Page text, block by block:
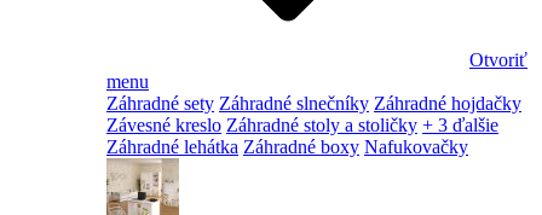
Otvoriť
menu
Záhradné sety Záhradné slnečníky Záhradné hojdačky
Závesné kreslo Záhradné stoly a stoličky + 3 ďalšie
Záhradné lehátka Záhradné boxy Nafukovačky